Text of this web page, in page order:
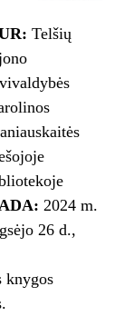
Telšių
2024 m.
26 d.,
knygos